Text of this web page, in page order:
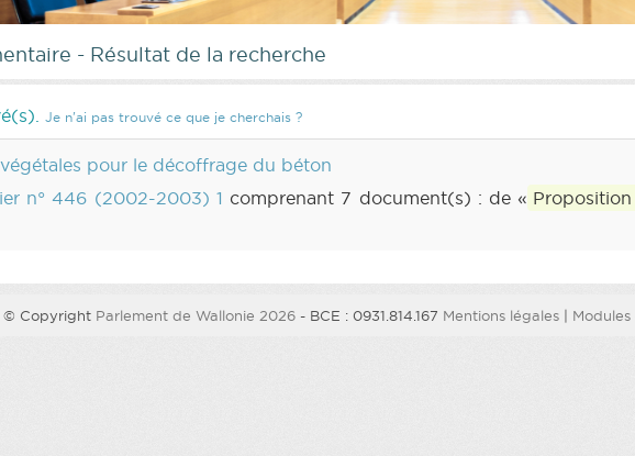
- Résultat de la recherche
Je n'ai pas trouvé ce que je cherchais ?
pour le décoffrage du béton
n° 446 (2002-2003) 1 comprenant 7 document(s) : de «
© Copyright Parlement de Wallonie 2026 - BCE : 0931.814.167 Mentions légales |